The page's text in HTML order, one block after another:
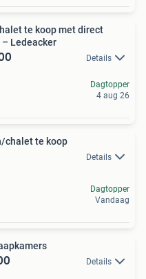
te koop met direct
Ledeacker
Details
Dagtopper
4 aug 26
chalet te koop
Details
Dagtopper
Vandaag
Details